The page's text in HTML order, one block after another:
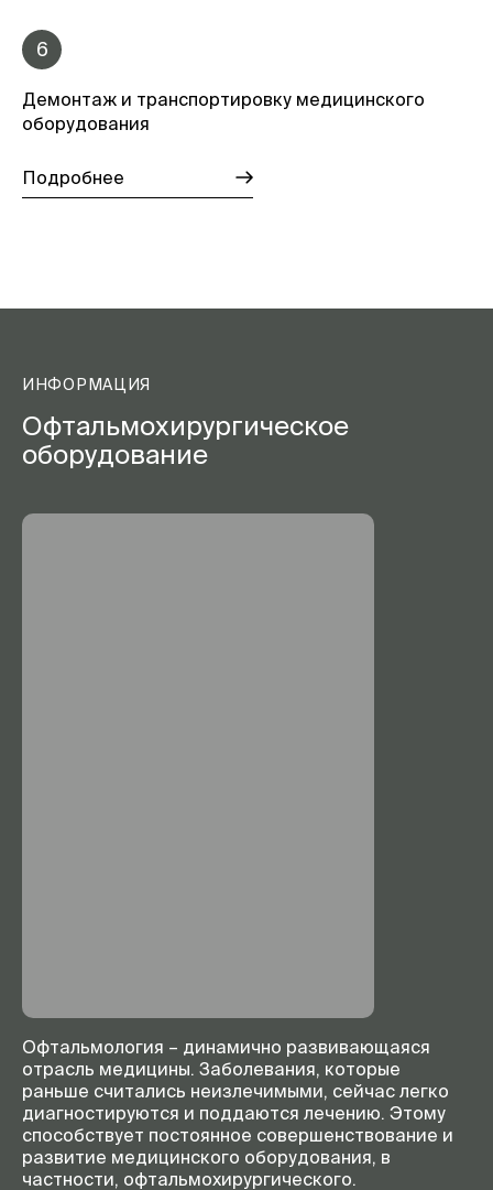
6
Демонтаж и транспортировку медицинского
оборудования
Подробнее
ИНФОРМАЦИЯ
Офтальмохирургическое
оборудование
Офтальмология – динамично развивающаяся
отрасль медицины. Заболевания, которые
раньше считались неизлечимыми, сейчас легко
диагностируются и поддаются лечению. Этому
способствует постоянное совершенствование и
развитие медицинского оборудования, в
частности, офтальмохирургического.